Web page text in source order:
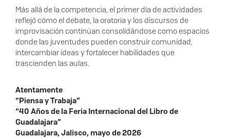
Más allá de la competencia, el primer día de actividades
reflejó cómo el debate, la oratoria y los discursos de
improvisación continúan consolidándose como espacios
donde las juventudes pueden construir comunidad,
intercambiar ideas y fortalecer habilidades que
trascienden las aulas.
Atentamente
“Piensa y Trabaja”
“40 Años de la Feria Internacional del Libro de
Guadalajara”
Guadalajara, Jalisco, mayo de 2026